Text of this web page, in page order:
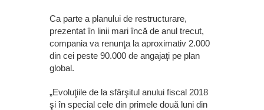
Ca parte a planului de restructurare,
prezentat în linii mari încă de anul trecut,
compania va renunţa la aproximativ 2.000
din cei peste 90.000 de angajaţi pe plan
global.
„Evoluţiile de la sfârşitul anului fiscal 2018
şi în special cele din primele două luni din